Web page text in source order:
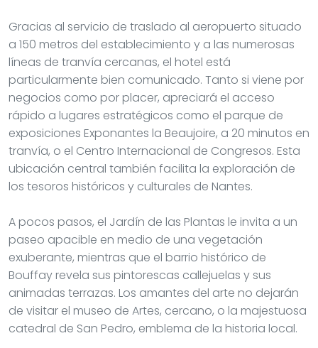
Gracias al servicio de traslado al aeropuerto situado
a 150 metros del establecimiento y a las numerosas
líneas de tranvía cercanas, el hotel está
particularmente bien comunicado. Tanto si viene por
negocios como por placer, apreciará el acceso
rápido a lugares estratégicos como el parque de
exposiciones Exponantes la Beaujoire, a 20 minutos en
tranvía, o el Centro Internacional de Congresos. Esta
ubicación central también facilita la exploración de
los tesoros históricos y culturales de Nantes.
A pocos pasos, el Jardín de las Plantas le invita a un
paseo apacible en medio de una vegetación
exuberante, mientras que el barrio histórico de
Bouffay revela sus pintorescas callejuelas y sus
animadas terrazas. Los amantes del arte no dejarán
de visitar el museo de Artes, cercano, o la majestuosa
catedral de San Pedro, emblema de la historia local.